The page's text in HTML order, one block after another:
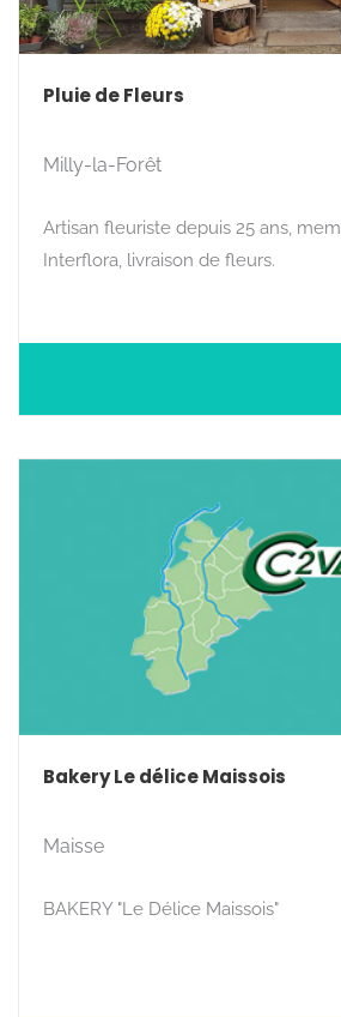
Pluie de Fleurs
Milly-la-Forêt
Artisan fleuriste depuis 25 ans,
Interflora, livraison de fleurs.
Bakery Le délice Maissois
Maisse
BAKERY "Le Délice Maissois"